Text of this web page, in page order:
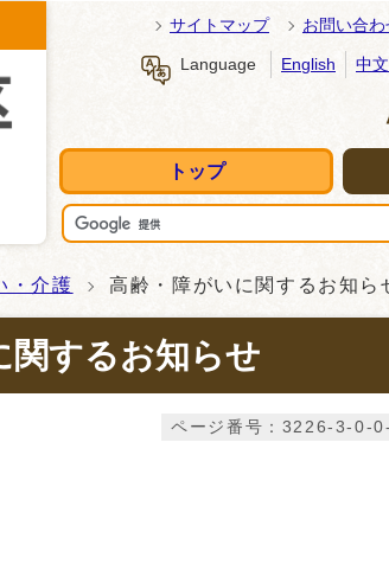
サイトマップ お問い合わ
Language English 中
トップ
・介護 高齢・障がいに関するお知ら
関するお知らせ
ページ番号：3226-3-0-